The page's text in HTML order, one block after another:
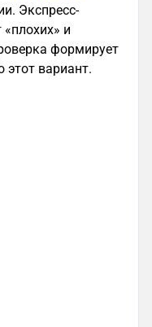
Экспресс-
и
формирует
вариант.